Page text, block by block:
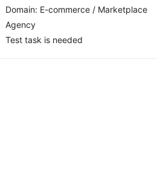
Domain: E-commerce / Marketplace
Agency
Test task is needed